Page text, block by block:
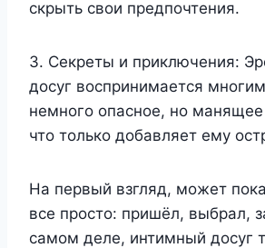
скрыть свои предпочтения.
3. Секреты и приключения:
досуг воспринимается
немного опасное, но
что только добавляет ему
На первый взгляд, может
все просто: пришёл, выбрал,
самом деле, интимный досуг